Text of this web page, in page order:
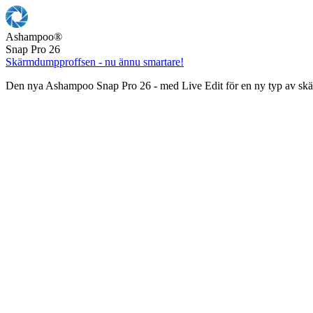
Ashampoo®
Snap Pro 26
Skärmdumpproffsen - nu ännu smartare!
Den nya Ashampoo Snap Pro 26 - med Live Edit för en ny typ av